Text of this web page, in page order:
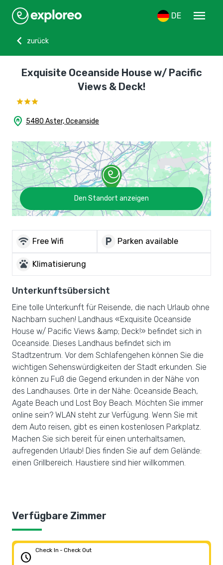
DE
menu
chevron_left
zurück
Exquisite Oceanside House w/ Pacific
Views & Deck!
home_pin 5480 Aster, Oceanside
Den Standort anzeigen
wifi Free Wifi local_parking Parken available
pets Klimatisierung
Unterkunftsübersicht
Eine tolle Unterkunft für Reisende, die nach Urlaub ohne
Nachbarn suchen! Landhaus «Exquisite Oceanside
House w/ Pacific Views &amp; Deck!» befindet sich in
Oceanside. Dieses Landhaus befindet sich im
Stadtzentrum. Vor dem Schlafengehen können Sie die
wichtigen Sehenswürdigkeiten der Stadt erkunden. Sie
können zu Fuß die Gegend erkunden in der Nähe von
des Landhauses. Orte in der Nähe: Oceanside Beach,
Agate Beach und Lost Boy Beach. Möchten Sie immer
online sein? WLAN steht zur Verfügung. Wenn Sie mit
dem Auto reisen, gibt es einen kostenlosen Parkplatz.
Machen Sie sich bereit für einen unterhaltsamen,
aufregenden Urlaub! Dies finden Sie auf dem Gelände:
einen Grillbereich. Haustiere sind hier willkommen.
Verfügbare Zimmer
schedule
Check In - Check Out